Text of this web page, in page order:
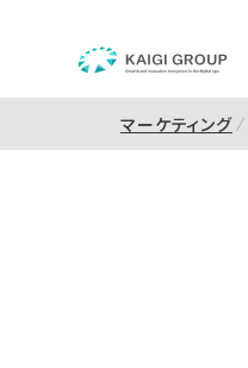
マーケティング